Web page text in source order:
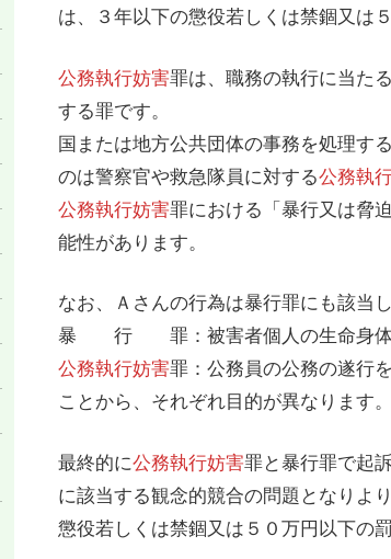
は、３年以下の懲役若しくは禁錮又は
公務執行妨害罪は、職務の執行に当た
する罪です。
国または地方公共団体の事務を処理す
のは警察官や救急隊員に対する公務執
公務執行妨害罪における「暴行又は脅
能性があります。
なお、Ａさんの行為は暴行罪にも該当し
暴 行 罪：被害者個人の生命身体
公務執行妨害罪：公務員の公務の遂行
ことから、それぞれ目的が異なります。
最終的に公務執行妨害罪と暴行罪で起
に該当する観念的競合の問題となりよ
懲役若しくは禁錮又は５０万円以下の